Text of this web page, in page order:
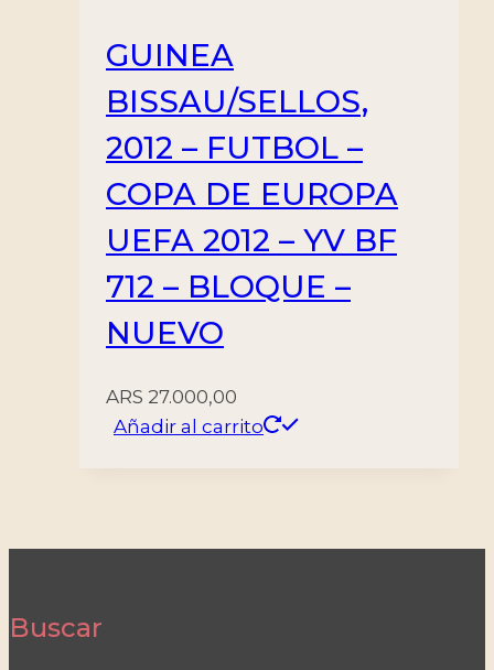
GUINEA
BISSAU/SELLOS,
2012 – FUTBOL –
COPA DE EUROPA
UEFA 2012 – YV BF
712 – BLOQUE –
NUEVO
ARS 27.000,00
Añadir al carrito
Buscar